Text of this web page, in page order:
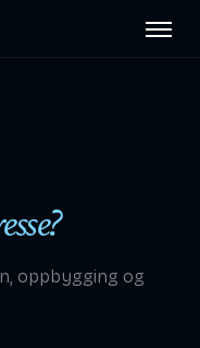
oppbygging og